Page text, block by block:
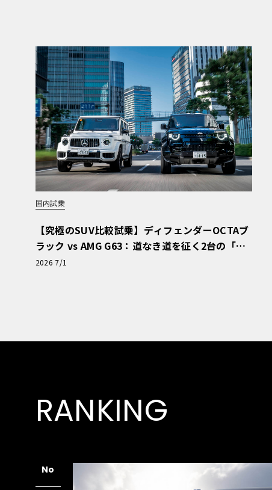
国内試乗
【究極のSUV比較試乗】ディフェンダーOCTAブ
ラック vs AMG G63：道なき道を征く2台の「対
極的アプローチ」
2026 7/1
RANKING
No